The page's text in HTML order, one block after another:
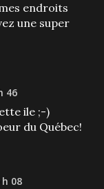
endroits
une super
46
ile ;-)
du Québec!
08